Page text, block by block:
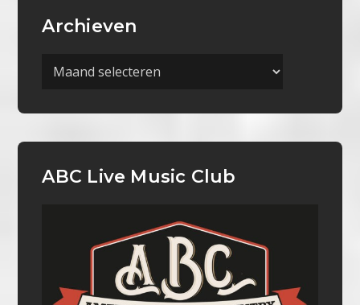
Archieven
Archieven
ABC Live Music Club